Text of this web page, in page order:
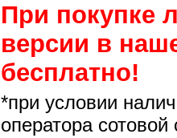
При покупке
версии в
бесплатно!
*при условии
оператора сотовой